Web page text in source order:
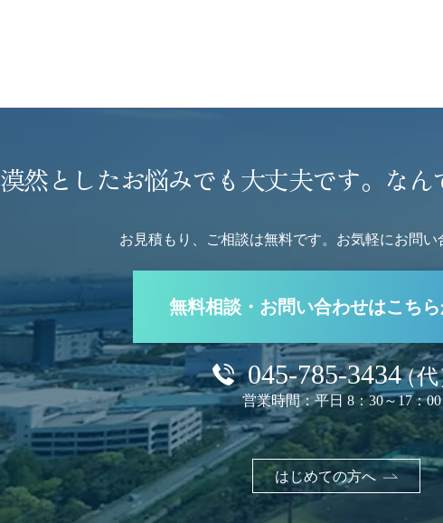
漠然としたお悩みでも大丈夫です。 なん
お見積もり、ご相談は無料です。 お気軽にお問い
無料相談・お問い合わせはこちら
045-785-3434（代
営業時間：平日 8：30～17：00
はじめての方へ